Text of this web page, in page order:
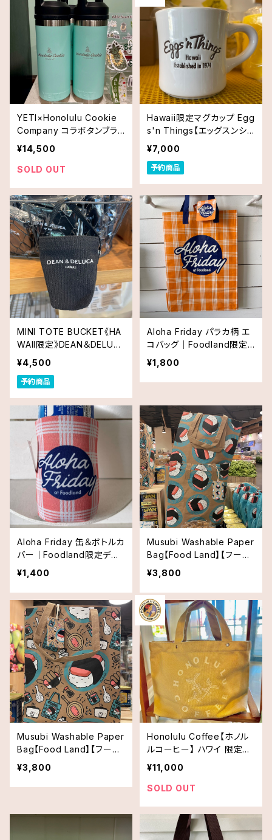
YETI×Honolulu Cookie
Company コラボタンブラ
ー18oz/532ml水筒 ブルー
系《 送料無料》
¥14,500
SOLD OUT
Hawaii限定マグカップ Egg
s'n Things【エッグスンシン
グス】
¥7,000
予約商品
MINI TOTE BUCKET《HA
WAII限定》DEAN＆DELUC
A HAWAII ディーン＆デルー
カ Black
¥4,500
予約商品
Aloha Friday パラカ柄 エ
コバッグ｜Foodland限定
デザイン
¥1,800
Aloha Friday 缶＆ボトルカ
バー｜Foodland限定デザ
イン
¥1,400
Musubi Washable Paper
Bag【Food Land】【フード
ランド】
¥3,800
Musubi Washable Paper
Bag【Food Land】【フード
ランド】
¥3,800
Honolulu Coffee【ホノル
ルコーヒー】 ハワイ 限定
品 トートバッグ
¥11,000
SOLD OUT